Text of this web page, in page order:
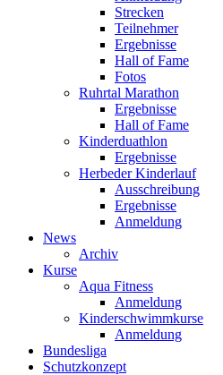
Strecken
Teilnehmer
Ergebnisse
Hall of Fame
Fotos
Ruhrtal Marathon
Ergebnisse
Hall of Fame
Kinderduathlon
Ergebnisse
Herbeder Kinderlauf
Ausschreibung
Ergebnisse
Anmeldung
News
Archiv
Kurse
Aqua Fitness
Anmeldung
Kinderschwimmkurse
Anmeldung
Bundesliga
Schutzkonzept